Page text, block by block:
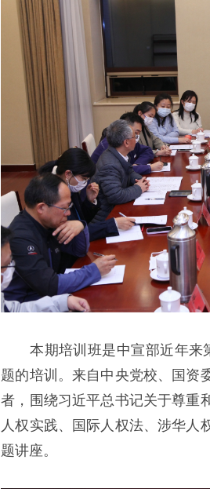
本期培训班是中宣部近年来
题的培训。来自中央党校、国资
者，围绕习近平总书记关于尊重
人权实践、国际人权法、涉华人
题讲座。